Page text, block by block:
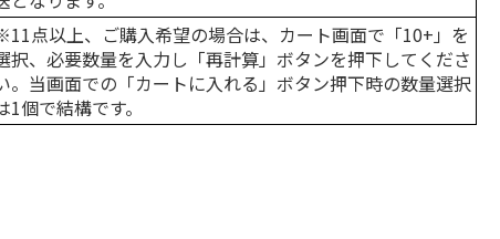
点以上、ご購入希望の場合は、カート画面で「10+」を
択、必要数量を入力し「再計算」ボタンを押下してくださ
。当画面での「カートに入れる」ボタン押下時の数量選択
1個で結構です。